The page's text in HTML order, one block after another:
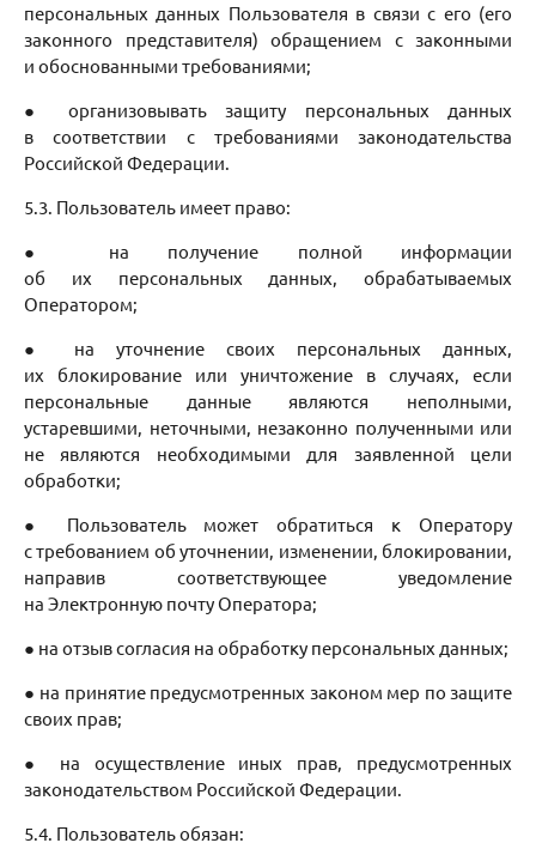
персональных данных Пользователя в связи с его (его
законного представителя) обращением с законными
и обоснованными требованиями;
● организовывать защиту персональных данных
в соответствии с требованиями законодательства
Российской Федерации.
5.3. Пользователь имеет право:
● на получение полной информации
об их персональных данных, обрабатываемых
Оператором;
● на уточнение своих персональных данных,
их блокирование или уничтожение в случаях, если
персональные данные являются неполными,
устаревшими, неточными, незаконно полученными или
не являются необходимыми для заявленной цели
обработки;
● Пользователь может обратиться к Оператору
с требованием об уточнении, изменении, блокировании,
направив соответствующее уведомление
на Электронную почту Оператора;
● на отзыв согласия на обработку персональных данных;
● на принятие предусмотренных законом мер по защите
своих прав;
● на осуществление иных прав, предусмотренных
законодательством Российской Федерации.
5.4. Пользователь обязан: